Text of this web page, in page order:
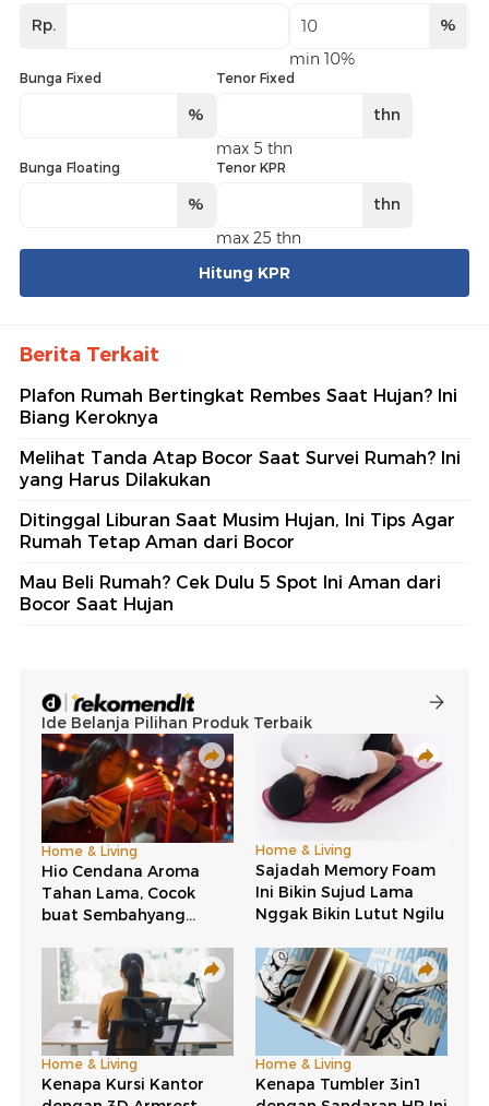
Rp.
%
min 10%
Bunga Fixed
%
Tenor Fixed
thn
max 5 thn
Bunga Floating
%
Tenor KPR
thn
max 25 thn
Hitung KPR
Berita Terkait
Plafon Rumah Bertingkat Rembes Saat Hujan? Ini
Biang Keroknya
Melihat Tanda Atap Bocor Saat Survei Rumah? Ini
yang Harus Dilakukan
Ditinggal Liburan Saat Musim Hujan, Ini Tips Agar
Rumah Tetap Aman dari Bocor
Mau Beli Rumah? Cek Dulu 5 Spot Ini Aman dari
Bocor Saat Hujan